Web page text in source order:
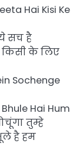
Hai Kisi Ke
सच है
के लिए
Sochenge
Hai Hum
तुम्हे
है हम